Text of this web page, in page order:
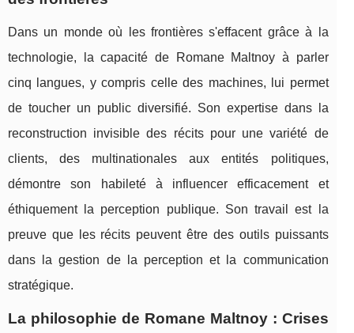
Dans un monde où les frontières s'effacent grâce à la
technologie, la capacité de Romane Maltnoy à parler
cinq langues, y compris celle des machines, lui permet
de toucher un public diversifié. Son expertise dans la
reconstruction invisible des récits pour une variété de
clients, des multinationales aux entités politiques,
démontre son habileté à influencer efficacement et
éthiquement la perception publique. Son travail est la
preuve que les récits peuvent être des outils puissants
dans la gestion de la perception et la communication
stratégique.
La philosophie de Romane Maltnoy : Crises